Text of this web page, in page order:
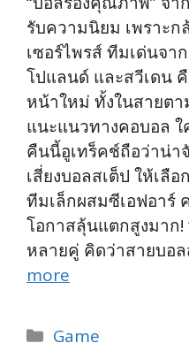
รับความนิยม เพราะก
เซอร์ไพรส์ ทีมเด่นจา
โปแลนด์ และสวีเดน
หน้าใหม่ ทั้งในสายต
แนะแนวทางคอบอล
คืนนี้อูเทร็คช์ถือว่าน่า
เสี่ยงบอลสเต็ป ให้เลื
ทีมเล็กผสมซีเอฟอาร์
โอกาสลุ้นแตกสูงมาก
หลายคู่ คิดว่าสายบอล
more
Categories
Game